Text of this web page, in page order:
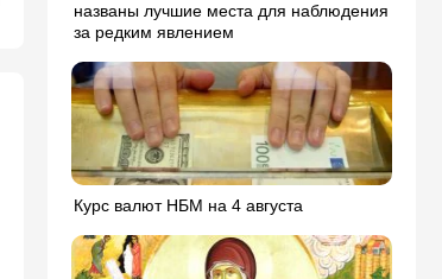
названы лучшие места для наблюдения
за редким явлением
Курс валют НБМ на 4 августа